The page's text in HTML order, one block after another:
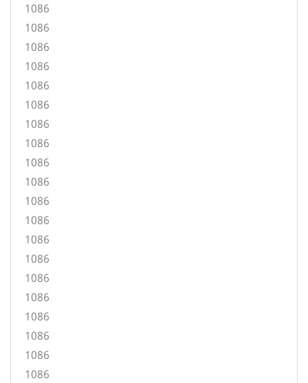
1086
1086
1086
1086
1086
1086
1086
1086
1086
1086
1086
1086
1086
1086
1086
1086
1086
1086
1086
1086